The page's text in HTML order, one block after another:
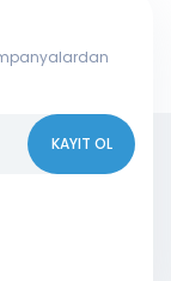
KAYIT OL